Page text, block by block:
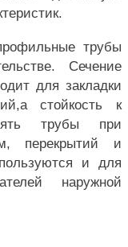
трубы
Сечение
для закладки
стойкость к
трубы при
перекрытий и
и для
наружной